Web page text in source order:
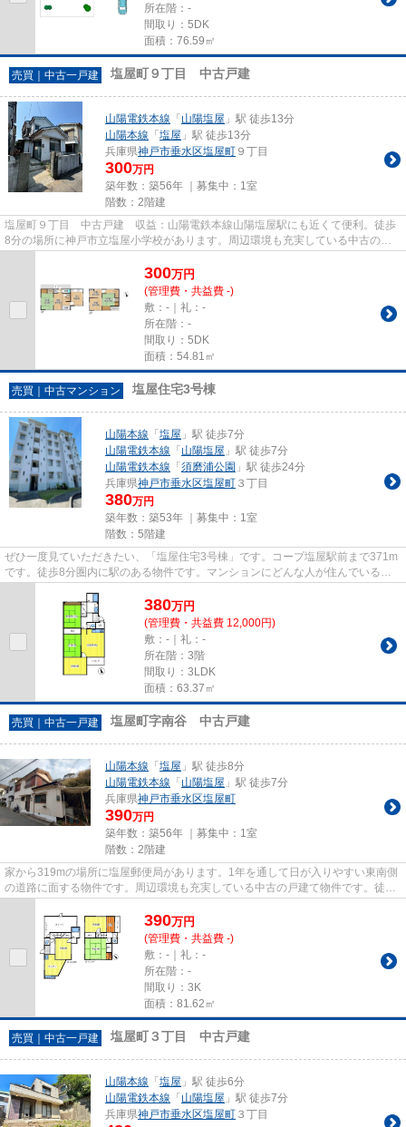
所在階：-
間取り：5DK
面積：76.59㎡
売買｜中古一戸建 塩屋町９丁目 中古戸建
山陽電鉄本線 「 山陽塩屋 」駅 徒歩13分
山陽本線 「 塩屋 」駅 徒歩13分
兵庫県神戸市垂水区塩屋町 ９丁目
300万円
築年数：築56年 ｜募集中： 1室
階数：2階建
塩屋町９丁目 中古戸建 収益：山陽電鉄本線山陽塩屋駅にも近くて便利。徒歩
8分の場所に神戸市立塩屋小学校があります。周辺環境も充実している中古の戸
300万円
(管理費・共益費 -)
敷：-｜礼：-
所在階：-
間取り：5DK
面積：54.81㎡
売買｜中古マンション 塩屋住宅3号棟
山陽本線 「 塩屋 」駅 徒歩7分
山陽電鉄本線 「 山陽塩屋 」駅 徒歩7分
山陽電鉄本線 「 須磨浦公園 」駅 徒歩24分
兵庫県神戸市垂水区塩屋町 ３丁目
380万円
築年数：築53年 ｜募集中： 1室
階数：5階建
ぜひ一度見ていただきたい、「塩屋住宅3号棟」です。コープ塩屋駅前まで371m
です。徒歩8分圏内に駅のある物件です。マンションにどんな人が住んでいるの
380万円
(管理費・共益費 12,000円)
敷：-｜礼：-
所在階：3階
間取り：3LDK
面積：63.37㎡
売買｜中古一戸建 塩屋町字南谷 中古戸建
山陽本線 「 塩屋 」駅 徒歩8分
山陽電鉄本線 「 山陽塩屋 」駅 徒歩7分
兵庫県神戸市垂水区塩屋町
390万円
築年数：築56年 ｜募集中： 1室
階数：2階建
家から319mの場所に塩屋郵便局があります。1年を通して日が入りやすい東南側
の道路に面する物件です。周辺環境も充実している中古の戸建て物件です。徒歩
390万円
(管理費・共益費 -)
敷：-｜礼：-
所在階：-
間取り：3K
面積：81.62㎡
売買｜中古一戸建 塩屋町３丁目 中古戸建
山陽本線 「 塩屋 」駅 徒歩6分
山陽電鉄本線 「 山陽塩屋 」駅 徒歩7分
兵庫県神戸市垂水区塩屋町 ３丁目